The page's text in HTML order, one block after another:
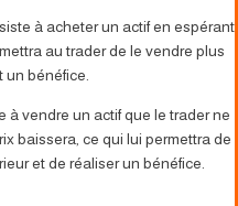
à acheter un actif en espérant
au trader de le vendre plus
bénéfice.
à vendre un actif que le trader ne
baissera, ce qui lui permettra de
et de réaliser un bénéfice.